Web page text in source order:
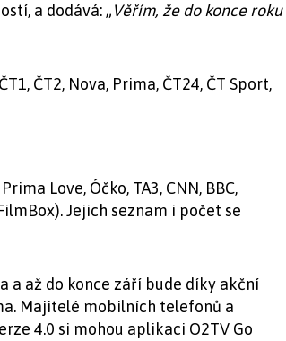
a dodává: „Věřím, že do konce roku
ČT2, Nova, Prima, ČT24, ČT Sport,
Love, Óčko, TA3, CNN, BBC,
Jejich seznam i počet se
a až do konce září bude díky akční
Majitelé mobilních telefonů a
4.0 si mohou aplikaci O2TV Go